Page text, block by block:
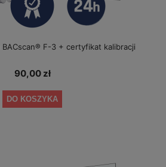
BACscan® F-3 + certyfikat kalibracji
90,00 zł
DO KOSZYKA